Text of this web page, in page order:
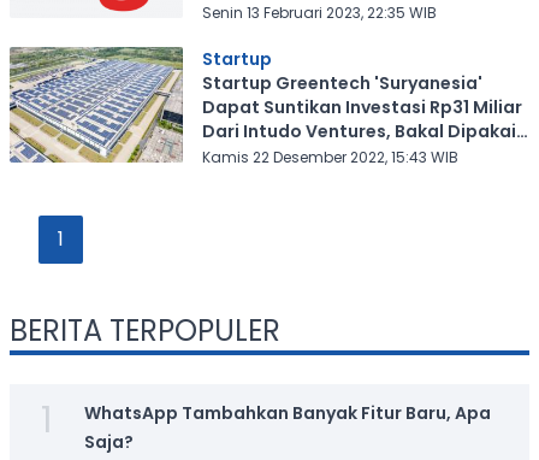
Senin 13 Februari 2023, 22:35 WIB
Startup
Startup Greentech 'Suryanesia'
Dapat Suntikan Investasi Rp31 Miliar
Dari Intudo Ventures, Bakal Dipakai
Untuk Apa?
Kamis 22 Desember 2022, 15:43 WIB
1
BERITA TERPOPULER
1
WhatsApp Tambahkan Banyak Fitur Baru, Apa
Saja?